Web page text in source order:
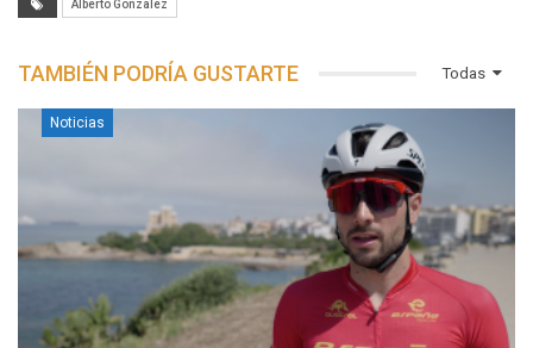
Alberto Gonzalez
Todas
TAMBIÉN PODRÍA GUSTARTE
Noticias